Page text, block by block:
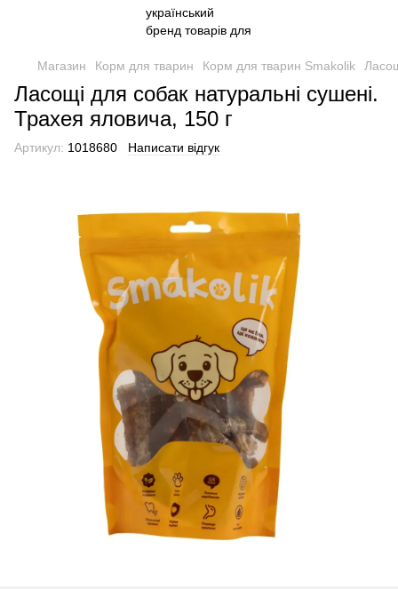
Магазин Корм для тварин Корм для тварин Smakolik
Ласощі для собак натуральні сушені.
Трахея яловича, 150 г
Артикул: 1018680 Написати відгук